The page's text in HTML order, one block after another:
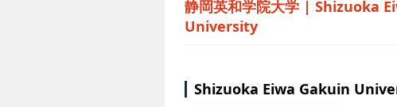
静岡英和学院大学 | Shizuoka
University
Shizuoka Eiwa Gakuin